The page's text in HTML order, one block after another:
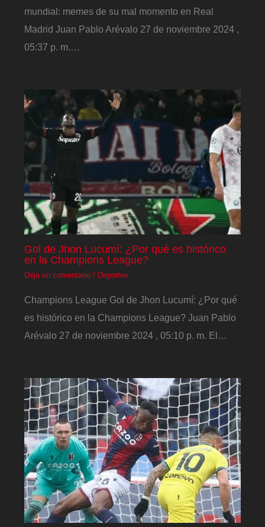
mundial: memes de su mal momento en Real
Madrid Juan Pablo Arévalo 27 de noviembre 2024 ,
05:37 p. m.…
Gol de Jhon Lucumí: ¿Por qué es histórico
en la Champions League?
Deja un comentario / Deportes
Champions League Gol de Jhon Lucumí: ¿Por qué
es histórico en la Champions League? Juan Pablo
Arévalo 27 de noviembre 2024 , 05:10 p. m. El…